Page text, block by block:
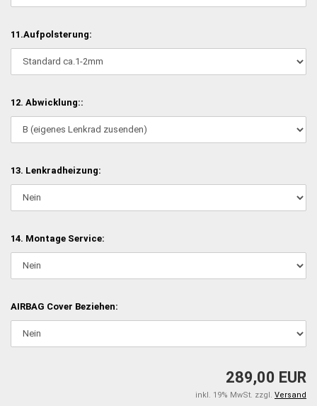
11.Aufpolsterung:
12. Abwicklung::
13. Lenkradheizung:
14. Montage Service:
AIRBAG Cover Beziehen:
289,00 EUR
inkl. 19% MwSt. zzgl. Versand